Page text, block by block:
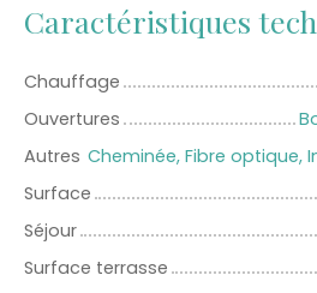
Caractéristiques
Chauffage
Ouvertures
Autres Cheminée, Fibre optique,
Surface
Séjour
Surface terrasse